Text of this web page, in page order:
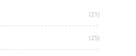
(21)
(25)